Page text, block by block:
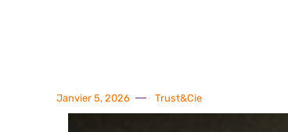
Janvier 5, 2026 Trust&Cie